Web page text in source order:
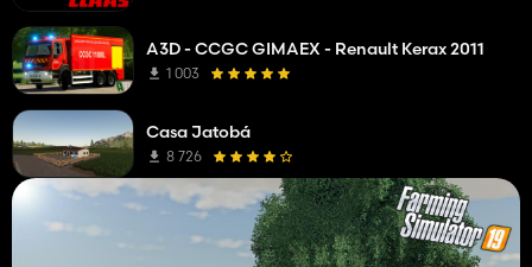
A3D - CCGC GIMAEX - Renault Kerax 2011
1 003
Casa Jatobá
8 726